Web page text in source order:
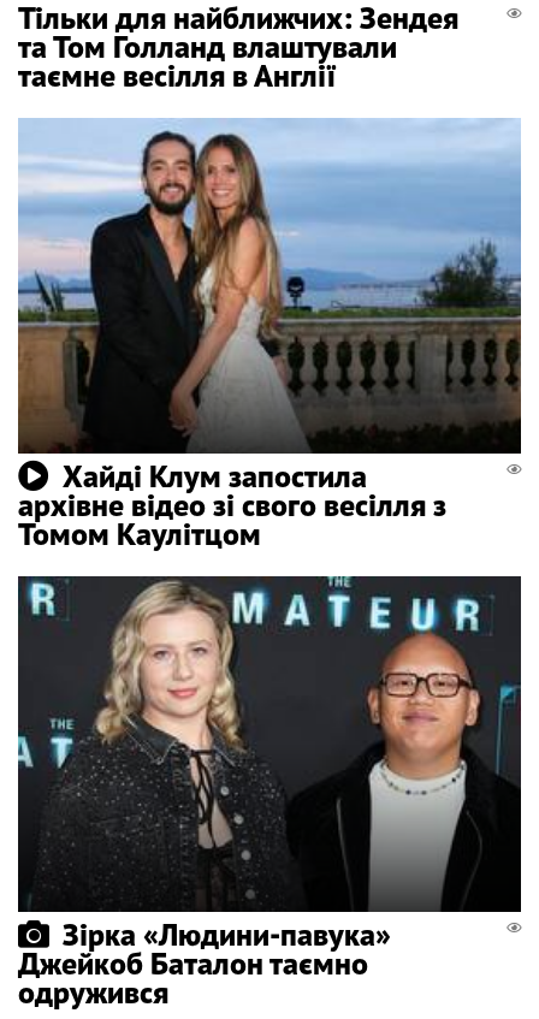
Тільки для найближчих: Зендея
та Том Голланд влаштували
таємне весілля в Англії
Хайді Клум запостила
архівне відео зі свого весілля з
Томом Каулітцом
Зірка «Людини-павука»
Джейкоб Баталон таємно
одружився